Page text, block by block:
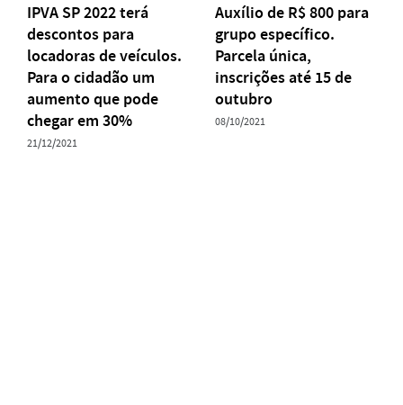
IPVA SP 2022 terá
descontos para
locadoras de veículos.
Para o cidadão um
aumento que pode
chegar em 30%
21/12/2021
Auxílio de R$ 800 para
grupo específico.
Parcela única,
inscrições até 15 de
outubro
08/10/2021